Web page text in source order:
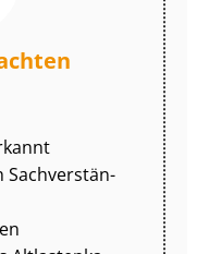
Sach­ver­stän­